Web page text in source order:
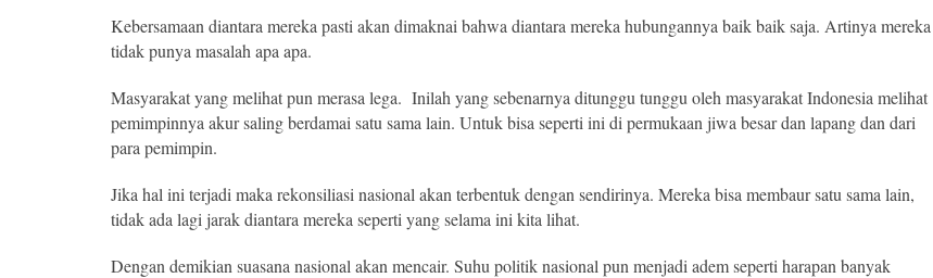
Kebersamaan diantara mereka pasti akan dimaknai bahwa diantara mereka hubungannya baik baik saja. Artinya mereka
tidak punya masalah apa apa.
Masyarakat yang melihat pun merasa lega. Inilah yang sebenarnya ditunggu tunggu oleh masyarakat Indonesia melihat
pemimpinnya akur saling berdamai satu sama lain. Untuk bisa seperti ini di permukaan jiwa besar dan lapang dan dari
para pemimpin.
Jika hal ini terjadi maka rekonsiliasi nasional akan terbentuk dengan sendirinya. Mereka bisa membaur satu sama lain,
tidak ada lagi jarak diantara mereka seperti yang selama ini kita lihat.
Dengan demikian suasana nasional akan mencair. Suhu politik nasional pun menjadi adem seperti harapan banyak